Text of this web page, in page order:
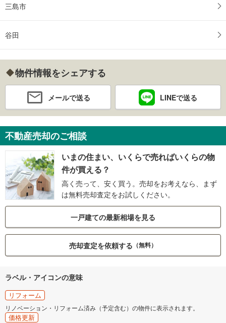
三島市
谷田
物件情報をシェアする
メールで送る LINEで送る
不動産売却のご相談
いまの住まい、いくらで売ればいくらの物
件が買える？
高く売って、安く買う。売却をお考えなら、まず
は無料売却査定をお試しください。
一戸建ての最新相場を見る
売却査定を依頼する （無料）
ラベル・アイコンの意味
リフォーム
リノベーション・リフォーム済み（予定含む）の物件に表示されます。
価格更新